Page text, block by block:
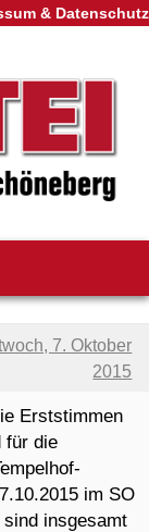
7. Oktober
2015
Erststimmen
für die
im SO
insgesamt
& Datenschutz